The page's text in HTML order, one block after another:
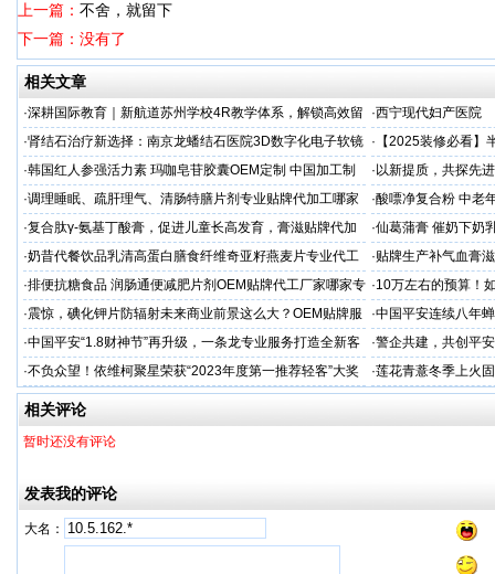
上一篇： 不舍，就留下
下一篇：没有了
相关文章
·深耕国际教育｜新航道苏州学校4R教学体系，解锁高效留
学备考之路
·西宁现代妇产医院
·肾结石治疗新选择：南京龙蟠结石医院3D数字化电子软镜
保肾取石术
· 【2025装修必看
你省下3万冤枉钱！
·韩国红人参强活力素 玛咖皂苷胶囊OEM定制 中国加工制
造商
· 以新提质，共探先
·调理睡眠、疏肝理气、清肠特膳片剂专业贴牌代加工哪家
专业
·酸嘌净复合粉 中老
·复合肽γ-氨基丁酸膏，促进儿童长高发育，膏滋贴牌代加
工厂家
·仙葛蒲膏 催奶下奶
家
·奶昔代餐饮品乳清高蛋白膳食纤维奇亚籽燕麦片专业代工
厂家
·贴牌生产补气血膏
·排便抗糖食品 润肠通便减肥片剂OEM贴牌代工厂家哪家专
业
·10万左右的预算！
·震惊，碘化钾片防辐射未来商业前景这么大？OEM贴牌服
务商
·中国平安连续八年
品牌"
·中国平安“1.8财神节”再升级，一条龙专业服务打造全新客
户体验
·警企共建，共创平
人才专项培训
·不负众望！依维柯聚星荣获“2023年度第一推荐轻客”大奖 ·莲花青薏冬季上火
工厂
相关评论
暂时还没有评论
发表我的评论
大名：